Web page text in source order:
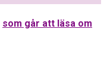
som går att läsa om